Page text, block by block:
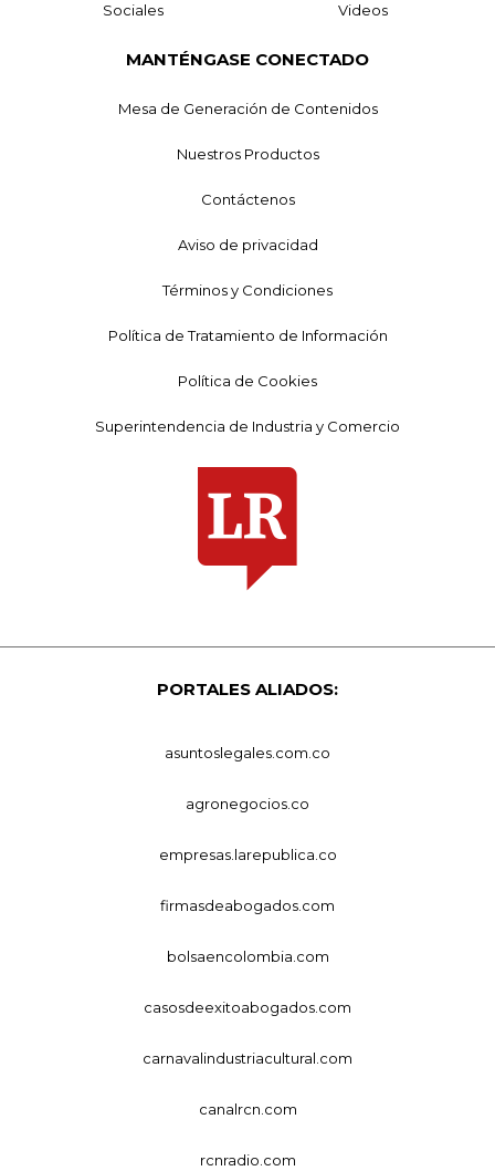
Sociales Videos
MANTÉNGASE CONECTADO
Mesa de Generación de Contenidos
Nuestros Productos
Contáctenos
Aviso de privacidad
Términos y Condiciones
Política de Tratamiento de Información
Política de Cookies
Superintendencia de Industria y Comercio
PORTALES ALIADOS:
asuntoslegales.com.co
agronegocios.co
empresas.larepublica.co
firmasdeabogados.com
bolsaencolombia.com
casosdeexitoabogados.com
carnavalindustriacultural.com
canalrcn.com
rcnradio.com